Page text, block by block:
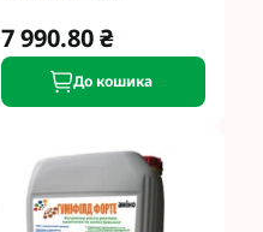
7 990.80 ₴
До кошика